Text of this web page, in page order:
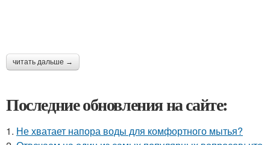
читать дальше →
Последние обновления на сайте:
1. Не хватает напора воды для комфортного мытья?